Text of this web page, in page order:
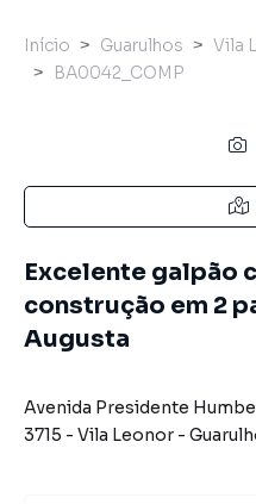
Início Guarulhos Vila
BA0042_COMP
Excelente galpão
construção em 2
Augusta
Avenida Presidente
3715 - Vila Leonor -